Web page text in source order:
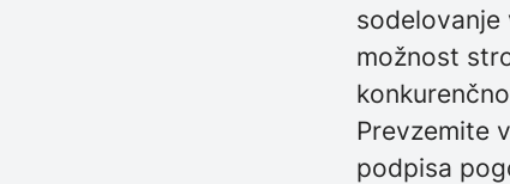
sodelovanje
možnost
Prevzemite
podpisa